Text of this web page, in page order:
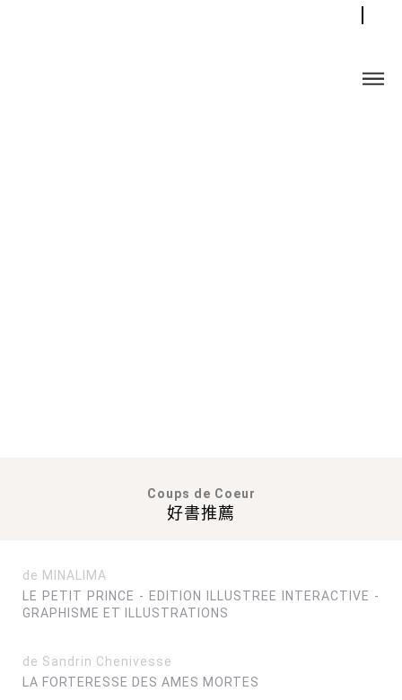
好書推薦
Coups de Coeur
de MINALIMA
LE PETIT PRINCE - EDITION ILLUSTREE INTERACTIVE -
GRAPHISME ET ILLUSTRATIONS
de Sandrin Chenivesse
LA FORTERESSE DES AMES MORTES